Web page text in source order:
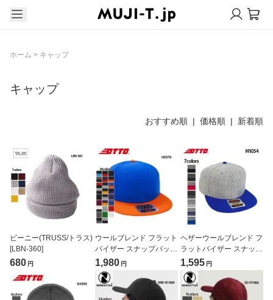
ホーム > キャップ
キャップ
おすすめ順 | 価格順 | 新着順
ビーニー(TRUSS/トラス)
[LBN-360]
680 円
ウールブレンド フラット
バイザー スナップバック
キャップ（OTTO/オット
ー）[H0978]
1,980 円
ヘザーウールブレンド フ
ラットバイザー スナップ
バック キャップ（OTTO/
オットー）[H1054]
1,595 円